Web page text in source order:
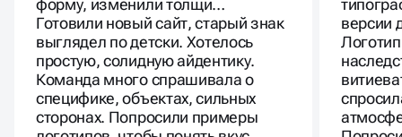
форму, изменили толщи…
Готовили новый сайт, старый знак
выглядел по детски. Хотелось
простую, солидную айдентику.
Команда много спрашивала о
специфике, объектах, сильных
сторонах. Попросили примеры
версии